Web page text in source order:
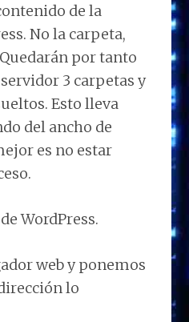
de la
No la carpeta,
por tanto
3 carpetas y
Esto lleva
del ancho de
es no estar
WordPress.
web y ponemos
lo